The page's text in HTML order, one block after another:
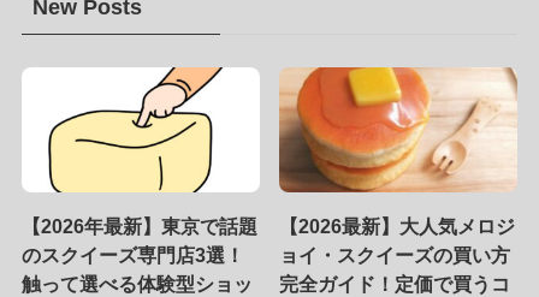
New Posts
【2026年最新】東京で話題
のスクイーズ専門店3選！
触って選べる体験型ショッ
【2026最新】大人気メロジ
ョイ・スクイーズの買い方
完全ガイド！定価で買うコ